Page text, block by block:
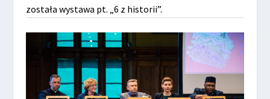
została wystawa pt. „6 z historii”.